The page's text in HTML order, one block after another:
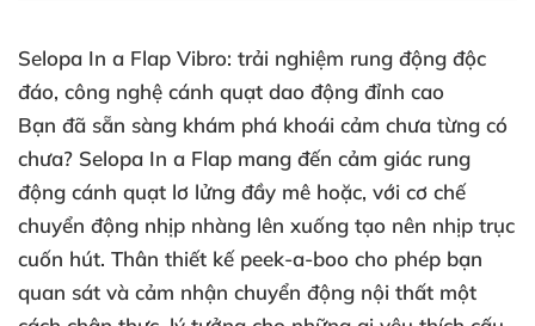
Selopa In a Flap Vibro: trải nghiệm rung động độc
đáo, công nghệ cánh quạt dao động đỉnh cao
Bạn đã sẵn sàng khám phá khoái cảm chưa từng có
chưa? Selopa In a Flap mang đến cảm giác rung
động cánh quạt lơ lửng đầy mê hoặc, với cơ chế
chuyển động nhịp nhàng lên xuống tạo nên nhịp trục
cuốn hút. Thân thiết kế peek-a-boo cho phép bạn
quan sát và cảm nhận chuyển động nội thất một